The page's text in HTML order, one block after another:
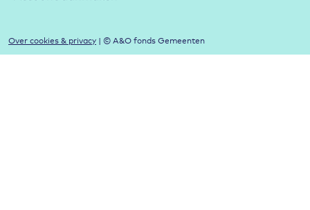
Over cookies & privacy | © A&O fonds Gemeenten